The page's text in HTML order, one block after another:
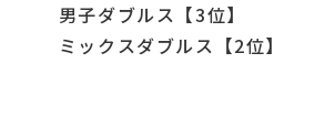
男子ダブルス【3位】
ミックスダブルス【2位】